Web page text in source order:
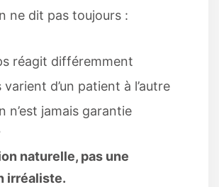
ne dit pas toujours :
réagit différemment
d’un patient à l’autre
n’est jamais garantie
naturelle, pas une
irréaliste.